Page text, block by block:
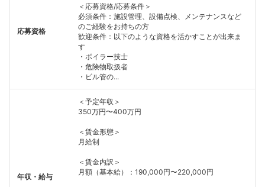
応募資格
＜応募資格/応募条件＞
必須条件：施設管理、設備点検、メンテナンスなど
のご経験をお持ちの方
歓迎条件：以下のような資格を活かすことが出来ま
す
・ボイラー技士
・危険物取扱者
・ビル管の...
年収・給与
＜予定年収＞
350万円〜400万円
＜賃金形態＞
月給制
＜賃金内訳＞
月額（基本給）：190,000円〜220,000円